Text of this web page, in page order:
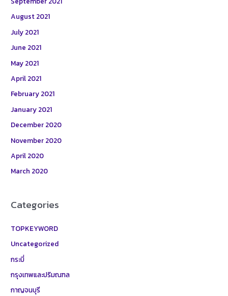
August 2021
July 2021
June 2021
May 2021
April 2021
February 2021
January 2021
December 2020
November 2020
April 2020
March 2020
Categories
TOPKEYWORD
Uncategorized
กระบี่
กรุงเทพและปริมณฑล
กาญจนบุรี